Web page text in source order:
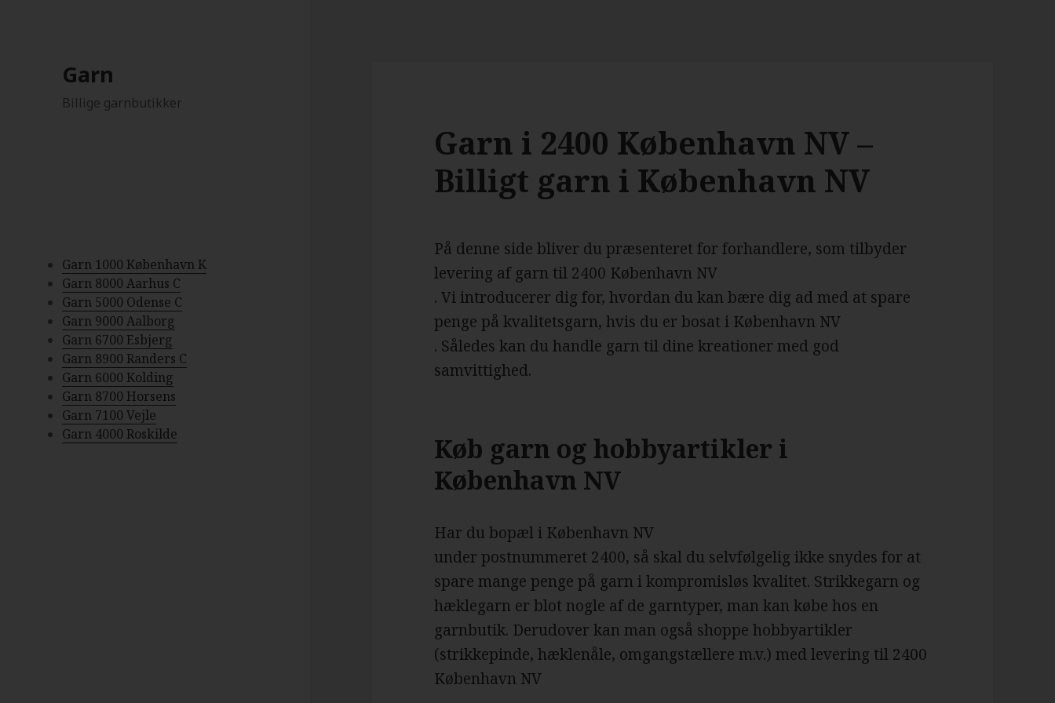
Garn
Billige garnbutikker
Garn 1000 København K
Garn 8000 Aarhus C
Garn 5000 Odense C
Garn 9000 Aalborg
Garn 6700 Esbjerg
Garn 8900 Randers C
Garn 6000 Kolding
Garn 8700 Horsens
Garn 7100 Vejle
Garn 4000 Roskilde
Garn i 2400 København NV –
Billigt garn i København NV
På denne side bliver du præsenteret for forhandlere, som tilbyder
levering af garn til 2400 København NV
. Vi introducerer dig for, hvordan du kan bære dig ad med at spare
penge på kvalitetsgarn, hvis du er bosat i København NV
. Således kan du handle garn til dine kreationer med god
samvittighed.
Køb garn og hobbyartikler i
København NV
Har du bopæl i København NV
under postnummeret 2400, så skal du selvfølgelig ikke snydes for at
spare mange penge på garn i kompromisløs kvalitet. Strikkegarn og
hæklegarn er blot nogle af de garntyper, man kan købe hos en
garnbutik. Derudover kan man også shoppe hobbyartikler
(strikkepinde, hæklenåle, omgangstællere m.v.) med levering til 2400
København NV